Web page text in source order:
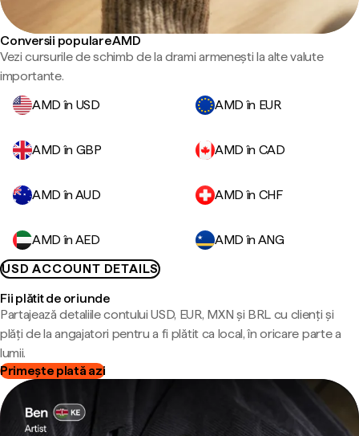
Conversii populare AMD
Vezi cursurile de schimb de la drami armenești la alte valute
importante.
AMD în USD
AMD în EUR
AMD în GBP AMD în CAD
AMD în AUD AMD în CHF
AMD în AED
AMD în ANG
USD ACCOUNT DETAILS
Fii plătit de oriunde
Partajează detaliile contului USD, EUR, MXN și BRL cu clienți și
plăți de la angajatori pentru a fi plătit ca local, în oricare parte a
lumii.
Primește plată azi